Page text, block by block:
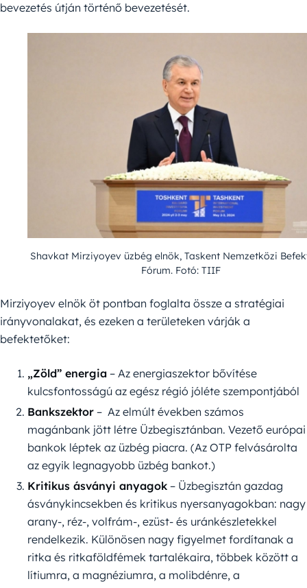
bevezetés útján történő bevezetését.
Shavkat Mirziyoyev üzbég elnök, Taskent Nemzetközi
Fórum. Fotó: TIIF
Mirziyoyev elnök öt pontban foglalta össze a stratégiai
irányvonalakat, és ezeken a területeken várják a
befektetőket:
„Zöld” energia – Az energiaszektor bővítése
kulcsfontosságú az egész régió jóléte szempontjából
Bankszektor – Az elmúlt években számos
magánbank jött létre Üzbegisztánban. Vezető európai
bankok léptek az üzbég piacra. (Az OTP felvásárolta
az egyik legnagyobb üzbég bankot.)
Kritikus ásványi anyagok – Üzbegisztán gazdag
ásványkincsekben és kritikus nyersanyagokban: nagy
arany-, réz-, volfrám-, ezüst- és uránkészletekkel
rendelkezik. Különösen nagy figyelmet fordítanak a
ritka és ritkaföldfémek tartalékaira, többek között a
lítiumra, a magnéziumra, a molibdénre, a